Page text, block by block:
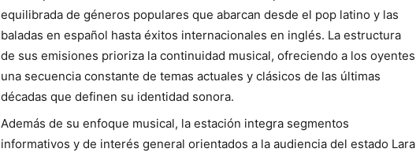
equilibrada de géneros populares que abarcan desde el pop latino y las
baladas en español hasta éxitos internacionales en inglés. La estructura
de sus emisiones prioriza la continuidad musical, ofreciendo a los oyentes
una secuencia constante de temas actuales y clásicos de las últimas
décadas que definen su identidad sonora.
Además de su enfoque musical, la estación integra segmentos
informativos y de interés general orientados a la audiencia del estado Lara